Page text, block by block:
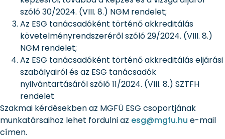
szóló 30/2024. (VIII. 8.) NGM rendelet;
Az ESG tanácsadóként történő akkreditálás
követelményrendszeréről szóló 29/2024. (VIII. 8.)
NGM rendelet;
Az ESG tanácsadóként történő akkreditálás eljárási
szabályairól és az ESG tanácsadók
nyilvántartásáról szóló 11/2024. (VIII. 8.) SZTFH
rendelet
Szakmai kérdésekben az MGFÜ ESG csoportjának
munkatársaihoz lehet fordulni az esg@mgfu.hu e-mail
címen.